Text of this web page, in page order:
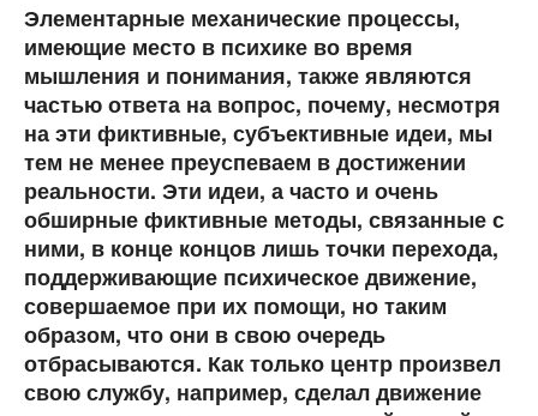
Элементарные механические процессы,
имеющие место в психике во время
мышления и понимания, также являются
частью ответа на вопрос, почему, несмотря
на эти фиктивные, субъективные идеи, мы
тем не менее преуспеваем в достижении
реальности. Эти идеи, а часто и очень
обширные фиктивные методы, связанные с
ними, в конце концов лишь точки перехода,
поддерживающие психическое движение,
совершаемое при их помощи, но таким
образом, что они в свою очередь
отбрасываются. Как только центр произвел
свою службу, например, сделал движение